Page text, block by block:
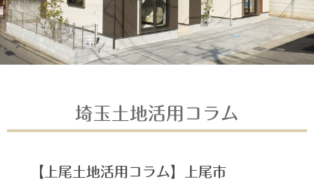
埼玉土地活用コラム
【上尾土地活用コラム】上尾市